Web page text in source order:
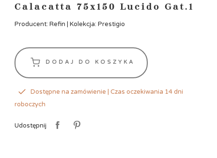
Calacatta 75x150 Lucido Gat.1
Producent: Refin | Kolekcja: Prestigio
DODAJ DO KOSZYKA
Dostępne na zamówienie | Czas oczekiwania 14 dni
roboczych
Udostępnij